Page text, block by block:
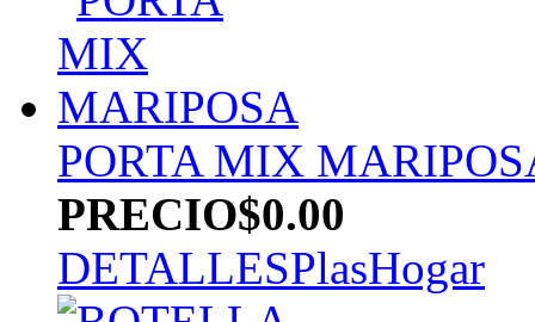
PORTA MIX
PRECIO$0.00
DETALLESPlasHogar